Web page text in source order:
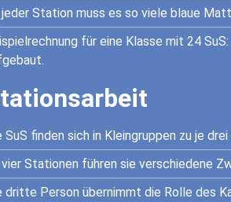
jeder Station muss es so viele blaue
für eine Klasse mit 24
SuS finden sich in Kleingruppen zu je
vier Stationen führen sie verschiedene
dritte Person übernimmt die Rolle des